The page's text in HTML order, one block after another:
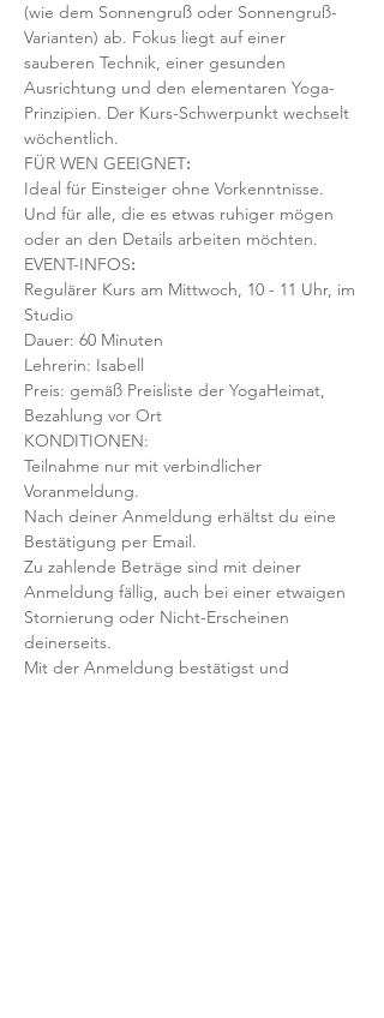
(wie dem Sonnengruß oder Sonnengruß-
Varianten) ab. Fokus liegt auf einer
sauberen Technik, einer gesunden
Ausrichtung und den elementaren Yoga-
Prinzipien. Der Kurs-Schwerpunkt wechselt
wöchentlich.
FÜR WEN GEEIGNET:
Ideal für Einsteiger ohne Vorkenntnisse.
Und für alle, die es etwas ruhiger mögen
oder an den Details arbeiten möchten.
EVENT-INFOS:
Regulärer Kurs am Mittwoch, 10 - 11 Uhr, im
Studio
Dauer: 60 Minuten
Lehrerin: Isabell
Preis: gemäß Preisliste der YogaHeimat,
Bezahlung vor Ort
KONDITIONEN:
Teilnahme nur mit verbindlicher
Voranmeldung.
Nach deiner Anmeldung erhältst du eine
Bestätigung per Email.
Zu zahlende Beträge sind mit deiner
Anmeldung fällig, auch bei einer etwaigen
Stornierung oder Nicht-Erscheinen
deinerseits.
Mit der Anmeldung bestätigst und